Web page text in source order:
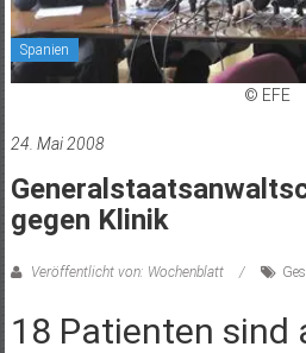
Spanien
© EFE
24. Mai 2008
gegen Klinik
Veröffentlicht von: Wochenblatt
18 Patienten sind